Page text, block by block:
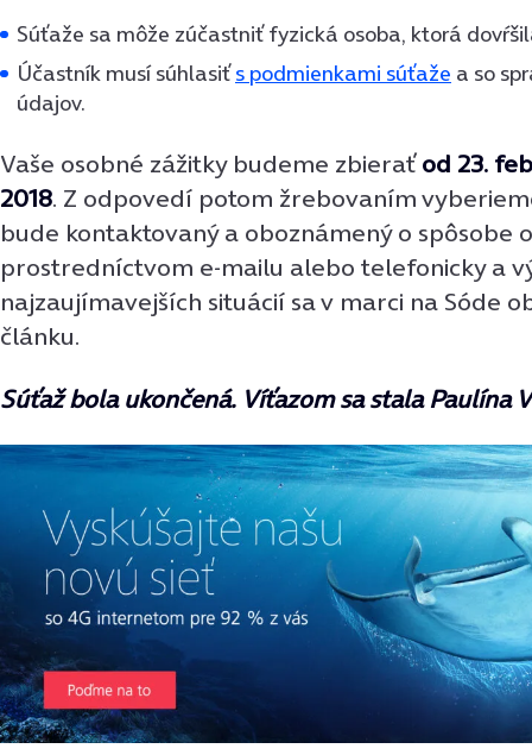
Súťaže sa môže zúčastniť fyzická osoba, ktorá
Účastník musí súhlasiťs podmienkami súťaže a so
údajov.
Vaše osobné zážitky budeme zbieraťod 23.
2018. Z odpovedí potom žrebovaním
bude kontaktovaný a oboznámený o spôsobe
prostredníctvom e-mailu alebo telefonicky a
najzaujímavejších situácií sa v marci na Sóde
článku.
Súťaž bola ukončená. Víťazom sa stala Paulína